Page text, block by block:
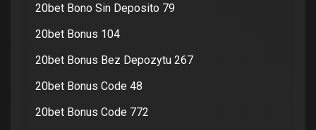
20bet Bono Sin Deposito 79
20bet Bonus 104
20bet Bonus Bez Depozytu 267
20bet Bonus Code 48
20bet Bonus Code 772